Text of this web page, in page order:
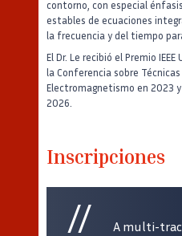
contorno, con especial
estables de ecuaciones
la frecuencia y del tiempo
El Dr. Le recibió el Premio
la Conferencia sobre
Electromagnetismo en 2023 y
2026.
Inscripciones
A multi-